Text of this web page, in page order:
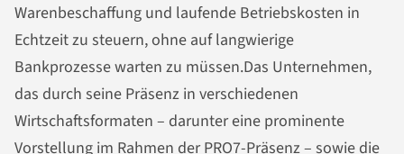
Warenbeschaffung und laufende Betriebskosten in
Echtzeit zu steuern, ohne auf langwierige
Bankprozesse warten zu müssen.Das Unternehmen,
das durch seine Präsenz in verschiedenen
Wirtschaftsformaten – darunter eine prominente
Vorstellung im Rahmen der PRO7-Präsenz – sowie die